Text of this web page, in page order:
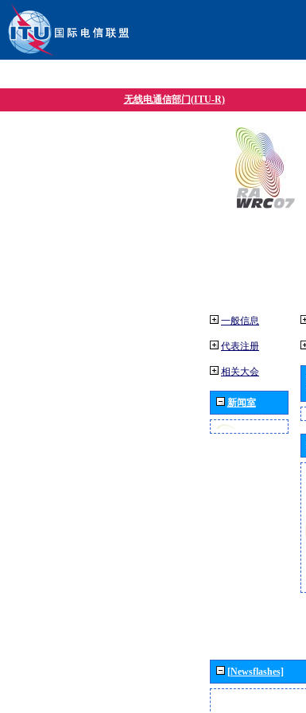
无线电通信部门(ITU-R)
一般信息
代表注册
相关大会
新闻室
[Newsflashes]